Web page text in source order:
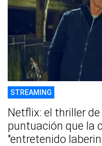
STREAMING
Netflix: el thriller
puntuación que la
"entretenido